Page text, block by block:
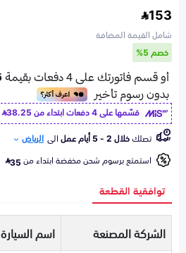
153
شامل القيمة المضافة
خصم 5%
قسّمها على 4 دفعات ابتداء من
38.25
تصلكخلال 2 - 5 أيام عمل الى الرياض
استمتع برسوم شحن مخفضة ابتداء من35
توافقية القطعة
الشركة المصنعة اسم السيارة